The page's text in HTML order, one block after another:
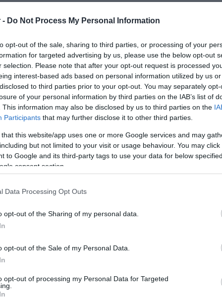
- Do Not Process My Personal Information
opt-out of the sale, sharing to third parties, or processing of your
for targeted advertising by us, please use the below opt-out
selection. Please note that after your opt-out request is processed
interest-based ads based on personal information utilized by us
to third parties prior to your opt-out. You may separately
of your personal information by third parties on the IAB’s list of
This information may also be disclosed by us to third parties on the
Participants that may further disclose it to other third parties.
that this website/app uses one or more Google services and may
but not limited to your visit or usage behaviour. You may
to Google and its third-party tags to use your data for below
consent section.
Data Processing Opt Outs
opt-out of the Sharing of my personal data.
opt-out of the Sale of my Personal Data.
opt-out of processing my Personal Data for Targeted
διοργάνωσαν για τα γενέθλια του
Ερμή (pics)
τους πρίγκιππας έγινε 3 ετών
- 15:54
Φουρέιρα: Οι σπάνιες
(pics)